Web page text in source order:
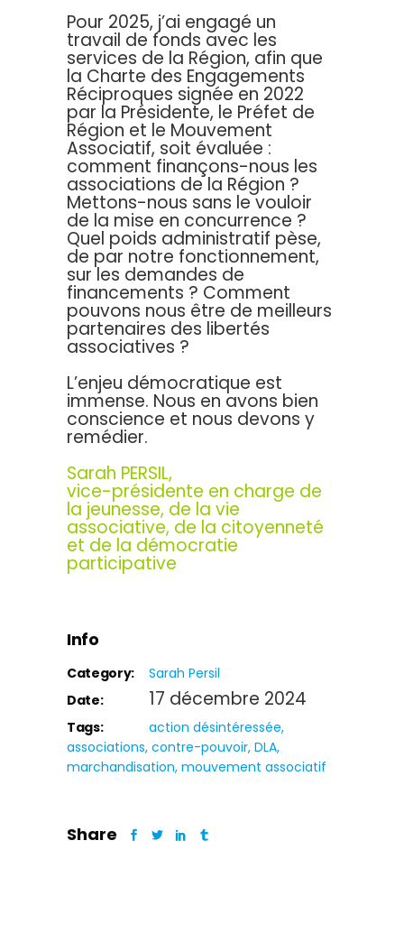
Pour 2025, j’ai engagé un
travail de fonds avec les
services de la Région, afin que
la Charte des Engagements
Réciproques signée en 2022
par la Présidente, le Préfet de
Région et le Mouvement
Associatif, soit évaluée :
comment finançons-nous les
associations de la Région ?
Mettons-nous sans le vouloir
de la mise en concurrence ?
Quel poids administratif pèse,
de par notre fonctionnement,
sur les demandes de
financements ? Comment
pouvons nous être de meilleurs
partenaires des libertés
associatives ?
L’enjeu démocratique est
immense. Nous en avons bien
conscience et nous devons y
remédier.
Sarah PERSIL,
vice-présidente en charge de
la jeunesse, de la vie
associative, de la citoyenneté
et de la démocratie
participative
Info
Category:
Sarah Persil
Date:
17 décembre 2024
Tags:
action désintéressée
associations contre-pouvoir DLA
marchandisation mouvement associatif
Share